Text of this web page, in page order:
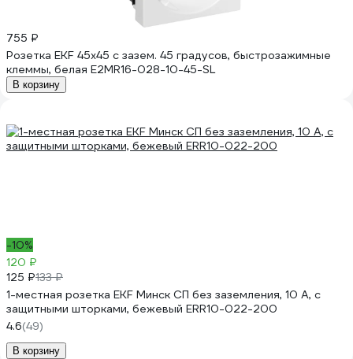
755 ₽
Розетка EKF 45x45 с зазем. 45 градусов, быстрозажимные
клеммы, белая E2MR16-028-10-45-SL
В корзину
-10%
120 ₽
125 ₽133 ₽
1-местная розетка EKF Минск СП без заземления, 10 А, с
защитными шторками, бежевый ERR10-022-200
4.6(49)
В корзину